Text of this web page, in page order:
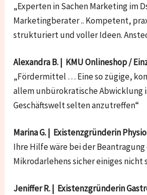
„Experten in Sachen Marketing im
Marketingberater .. Kompetent,
strukturiert und voller Ideen.
Alexandra B. | KMU Onlineshop /
„Fördermittel … Eine so zügige,
allem unbürokratische Abwicklung
Geschäftswelt selten anzutreffen“
Marina G. | Existenzgründerin
Ihre Hilfe wäre bei der Beantragung
Mikrodarlehens sicher einiges nicht
Jeniffer R. | Existenzgründerin